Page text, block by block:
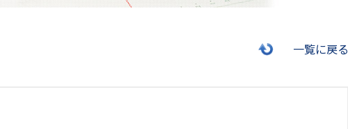
一覧に戻る